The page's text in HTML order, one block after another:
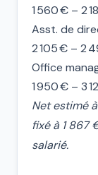
1 560 € – 2
Asst. de
2 105 € – 2
Office
1 950 € – 3
Net estimé
fixé à 1 867
salarié.